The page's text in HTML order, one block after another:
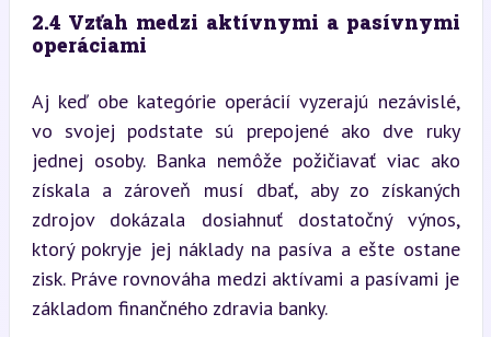
2.4 Vzťah medzi aktívnymi a pasívnymi
operáciami
Aj keď obe kategórie operácií vyzerajú nezávislé,
vo svojej podstate sú prepojené ako dve ruky
jednej osoby. Banka nemôže požičiavať viac ako
získala a zároveň musí dbať, aby zo získaných
zdrojov dokázala dosiahnuť dostatočný výnos,
ktorý pokryje jej náklady na pasíva a ešte ostane
zisk. Práve rovnováha medzi aktívami a pasívami je
základom finančného zdravia banky.